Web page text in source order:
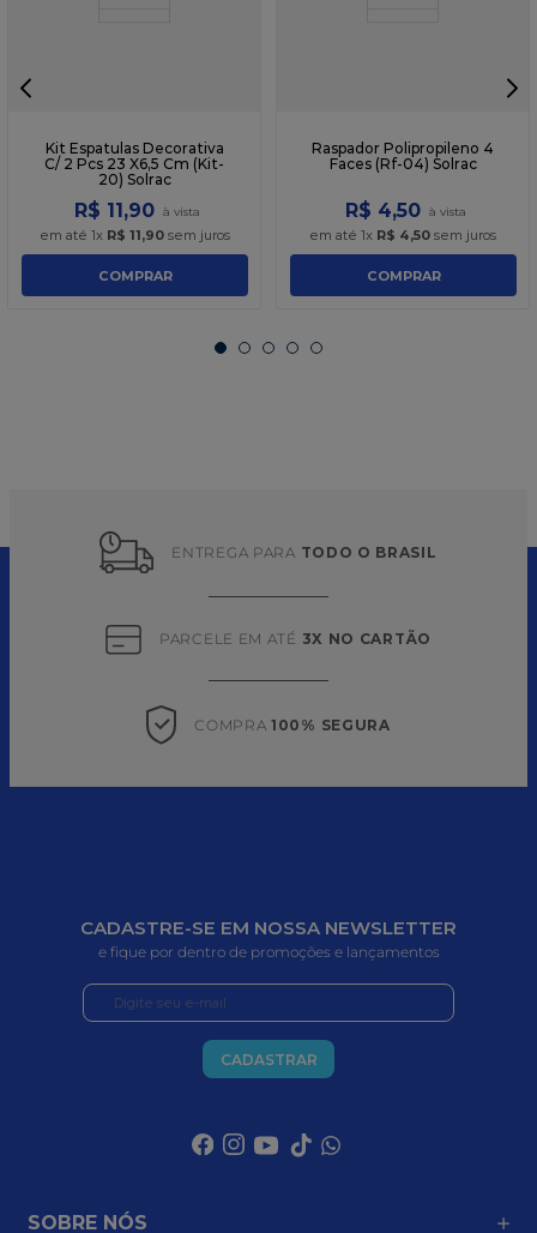
Kit Espatulas Decorativa
C/ 2 Pcs 23 X6,5 Cm (Kit-
20) Solrac
R$ 11 ,90
em até 1x R$ 11,90sem juros
COMPRAR
Raspador Polipropileno 4
Faces (Rf-04) Solrac
R$ 4,50
em até 1x R$ 4,50 sem juros
COMPRAR
ENTREGA PARA TODO O BRASIL
PARCELE EM ATÉ 3X NO CARTÃO
COMPRA 100% SEGURA
CADASTRE-SE EM NOSSA NEWSLETTER
e fique por dentro de promoções e lançamentos
CADASTRAR
SOBRE NÓS